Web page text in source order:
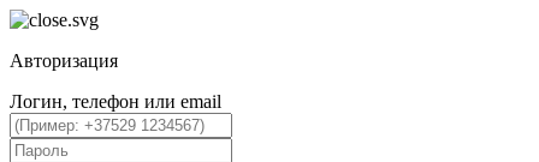
Авторизация
Логин, телефон или email